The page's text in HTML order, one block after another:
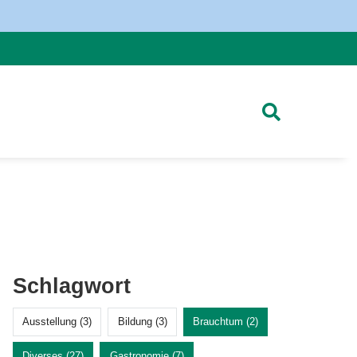
Schlagwort
Ausstellung (3) Bildung (3) Brauchtum (2)